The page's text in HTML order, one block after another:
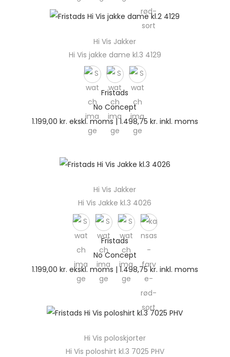
Hi Vis Jakker
Hi Vis jakke dame kl.3 4129
Fristads
No Concept
1.199,00 kr. ekskl. moms |1.498,75 kr. inkl. moms
Hi Vis Jakker
Hi Vis Jakke kl.3 4026
Fristads
No Concept
1.199,00 kr. ekskl. moms |1.498,75kr. inkl. moms
Hi Vis poloskjorter
Hi Vis poloshirt kl.3 7025 PHV